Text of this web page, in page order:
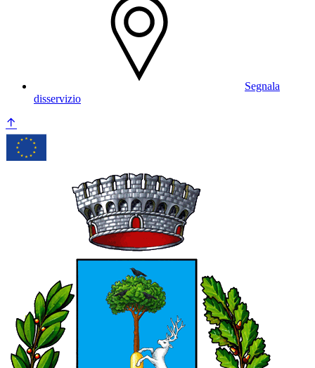
Segnala
disservizio